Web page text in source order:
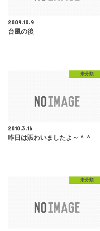
2009.10.9
台風の後
未分類
2010.3.16
昨日は賑わいましたよ～＾＾
未分類